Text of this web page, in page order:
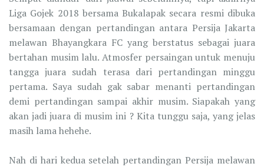
Liga Gojek 2018 bersama Bukalapak secara resmi dibuka
bersamaan dengan pertandingan antara Persija Jakarta
melawan Bhayangkara FC yang berstatus sebagai juara
bertahan musim lalu. Atmosfer persaingan untuk menuju
tangga juara sudah terasa dari pertandingan minggu
pertama. Saya sudah gak sabar menanti pertandingan
demi pertandingan sampai akhir musim. Siapakah yang
akan jadi juara di musim ini ? Kita tunggu saja, yang jelas
masih lama hehehe.
Nah di hari kedua setelah pertandingan Persija melawan